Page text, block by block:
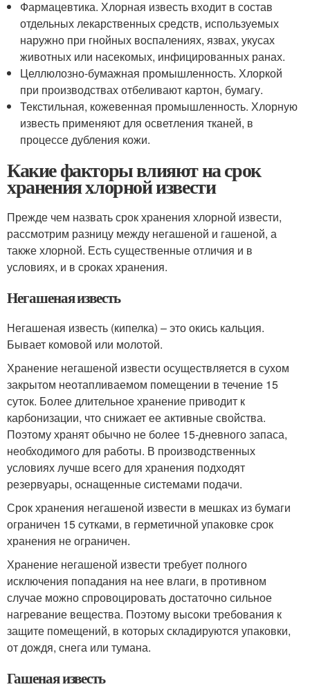
Фармацевтика. Хлорная известь входит в состав
отдельных лекарственных средств, используемых
наружно при гнойных воспалениях, язвах, укусах
животных или насекомых, инфицированных ранах.
Целлюлозно-бумажная промышленность. Хлоркой
при производствах отбеливают картон, бумагу.
Текстильная, кожевенная промышленность. Хлорную
известь применяют для осветления тканей, в
процессе дубления кожи.
Какие факторы влияют на срок
хранения хлорной извести
Прежде чем назвать срок хранения хлорной извести,
рассмотрим разницу между негашеной и гашеной, а
также хлорной. Есть существенные отличия и в
условиях, и в сроках хранения.
Негашеная известь
Негашеная известь (кипелка) – это окись кальция.
Бывает комовой или молотой.
Хранение негашеной извести осуществляется в сухом
закрытом неотапливаемом помещении в течение 15
суток. Более длительное хранение приводит к
карбонизации, что снижает ее активные свойства.
Поэтому хранят обычно не более 15-дневного запаса,
необходимого для работы. В производственных
условиях лучше всего для хранения подходят
резервуары, оснащенные системами подачи.
Срок хранения негашеной извести в мешках из бумаги
ограничен 15 сутками, в герметичной упаковке срок
хранения не ограничен.
Хранение негашеной извести требует полного
исключения попадания на нее влаги, в противном
случае можно спровоцировать достаточно сильное
нагревание вещества. Поэтому высоки требования к
защите помещений, в которых складируются упаковки,
от дождя, снега или тумана.
Гашеная известь